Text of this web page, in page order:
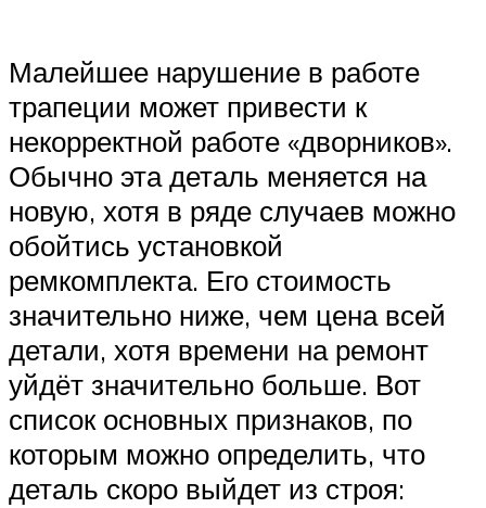
Малейшее нарушение в работе
трапеции может привести к
некорректной работе «дворников».
Обычно эта деталь меняется на
новую, хотя в ряде случаев можно
обойтись установкой
ремкомплекта. Его стоимость
значительно ниже, чем цена всей
детали, хотя времени на ремонт
уйдёт значительно больше. Вот
список основных признаков, по
которым можно определить, что
деталь скоро выйдет из строя: